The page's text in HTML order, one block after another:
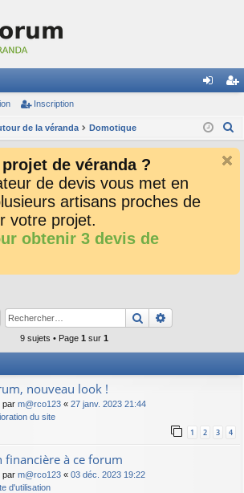
ne cri
Inscription
de la véranda Domotique
de véranda ?
de devis vous met en
artisans proches de
votre projet.
obtenir 3 devis de
Rechercher
9 sujets • Page 1 sur 1
nouveau look !
par m@rco123 « 27 janv. 2023 21:44
du site
1 2 3 4
financière à ce forum
par m@rco123 « 03 déc. 2023 19:22
d'utilisation